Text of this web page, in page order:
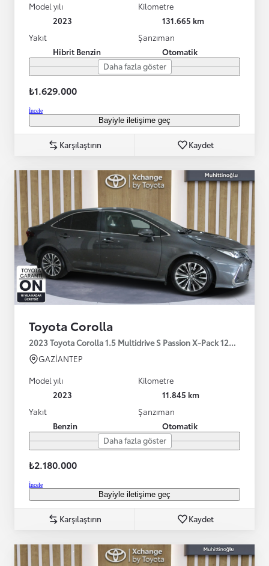
Model yılı
2023
Kilometre
131.665 km
Yakıt
Hibrit Benzin
Şanzıman
Otomatik
Daha fazla göster
₺1.629.000
İncele
Bayiyle iletişime geç
Karşılaştırın Kaydet
Toyota Corolla
2023 Toyota Corolla 1.5 Multidrive S Passion X-Pack 125HP
GAZİANTEP
Model yılı
2023
Kilometre
11.845 km
Yakıt
Benzin
Şanzıman
Otomatik
Daha fazla göster
₺2.180.000
İncele
Bayiyle iletişime geç
Karşılaştırın Kaydet